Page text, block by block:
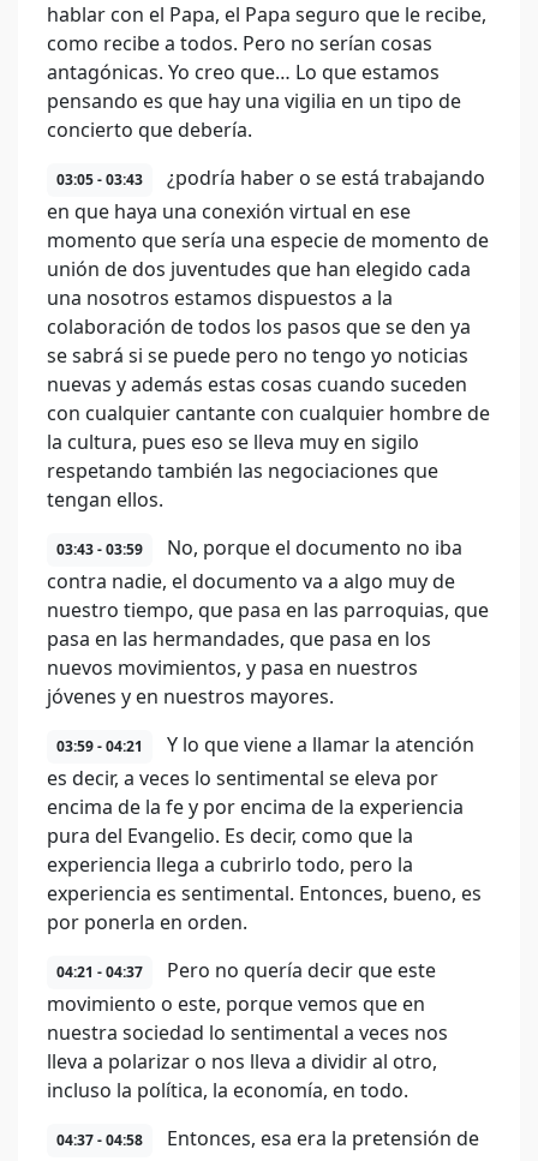
hablar con el Papa, el Papa seguro que le recibe,
como recibe a todos. Pero no serían cosas
antagónicas. Yo creo que… Lo que estamos
pensando es que hay una vigilia en un tipo de
concierto que debería.
03:05 - 03:43
¿podría haber o se está trabajando
en que haya una conexión virtual en ese
momento que sería una especie de momento de
unión de dos juventudes que han elegido cada
una nosotros estamos dispuestos a la
colaboración de todos los pasos que se den ya
se sabrá si se puede pero no tengo yo noticias
nuevas y además estas cosas cuando suceden
con cualquier cantante con cualquier hombre de
la cultura, pues eso se lleva muy en sigilo
respetando también las negociaciones que
tengan ellos.
03:43 - 03:59
No, porque el documento no iba
contra nadie, el documento va a algo muy de
nuestro tiempo, que pasa en las parroquias, que
pasa en las hermandades, que pasa en los
nuevos movimientos, y pasa en nuestros
jóvenes y en nuestros mayores.
03:59 - 04:21
Y lo que viene a llamar la atención
es decir, a veces lo sentimental se eleva por
encima de la fe y por encima de la experiencia
pura del Evangelio. Es decir, como que la
experiencia llega a cubrirlo todo, pero la
experiencia es sentimental. Entonces, bueno, es
por ponerla en orden.
04:21 - 04:37
Pero no quería decir que este
movimiento o este, porque vemos que en
nuestra sociedad lo sentimental a veces nos
lleva a polarizar o nos lleva a dividir al otro,
incluso la política, la economía, en todo.
04:37 - 04:58
Entonces, esa era la pretensión de